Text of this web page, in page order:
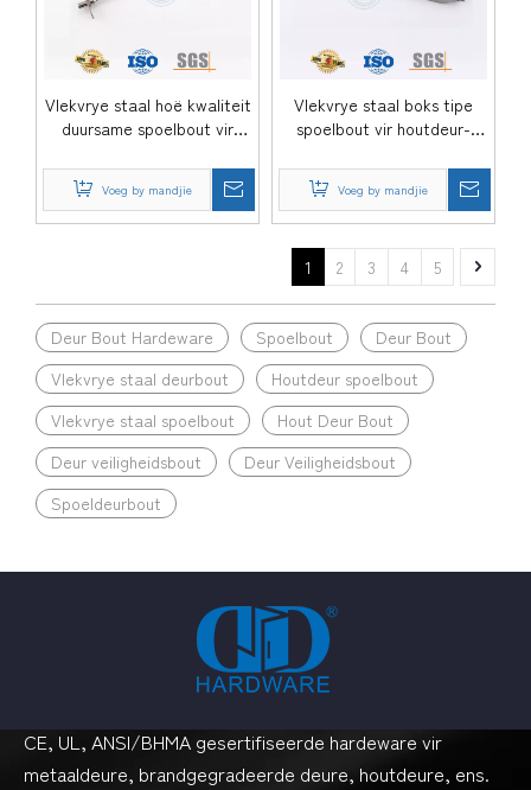
Vlekvrye staal hoë kwaliteit
duursame spoelbout vir
Voeg by mandjie
Vlekvrye staal boks tipe
spoelbout vir houtdeur-
Voeg by mandjie
1 2 3 4 5
Deur Bout Hardeware Spoelbout
Deur Bout
Vlekvrye staal deurbout
Houtdeur spoelbout
Vlekvrye staal spoelbout
Hout Deur Bout
Deur veiligheidsbout
Deur Veiligheidsbout
Spoeldeurbout
CE, UL, ANSI/BHMA gesertifiseerde hardeware vir
metaaldeure, brandgegradeerde deure, houtdeure, ens.